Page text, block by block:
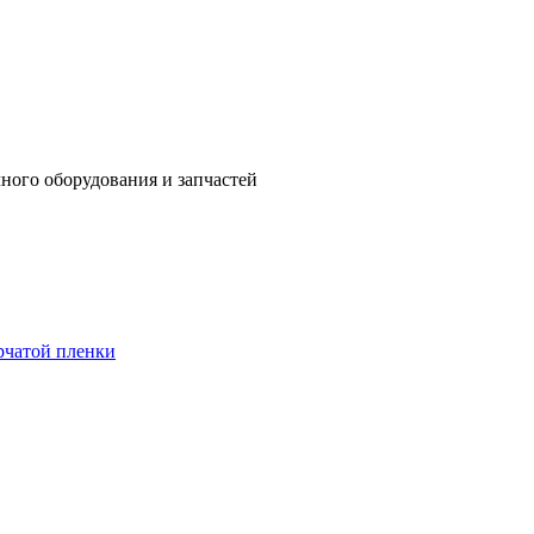
оборудования и запчастей
пленки